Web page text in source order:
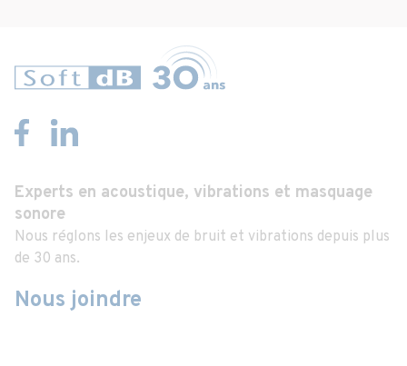
Experts en acoustique, vibrations et masquage
sonore
Nous réglons les enjeux de bruit et vibrations depuis plus
de 30 ans.
Nous joindre